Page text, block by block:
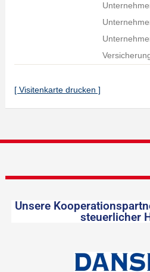
[ Visitenkarte drucken ]
Unsere
steuerlicher